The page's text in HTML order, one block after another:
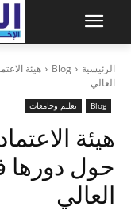
الرئيسية Blog
هيئة
العالي
Blog تعليم وجامعات
هيئة
حول دورها
العالي